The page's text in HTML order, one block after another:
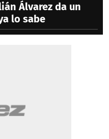
Álvarez da un
lo sabe